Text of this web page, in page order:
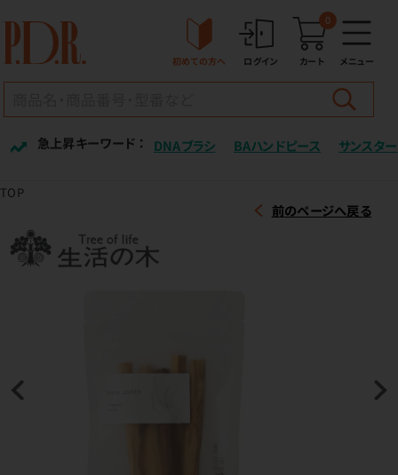
初めての方へ ログイン カート
0
メニュー
急上昇キーワード ： DNAブラシ BAハンドピース サンスター
TOP
前のページへ戻る